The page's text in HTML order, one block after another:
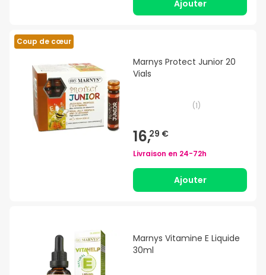
Ajouter
Coup de cœur
Marnys Protect Junior 20
Vials
(1)
16,29 €
Livraison en 24-72h
Ajouter
Marnys Vitamine E Liquide
30ml